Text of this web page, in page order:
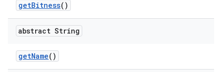
getBitness()
abstract String
getName()